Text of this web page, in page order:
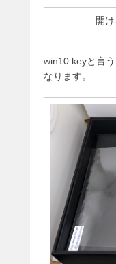
開
win10 keyと言
なります。